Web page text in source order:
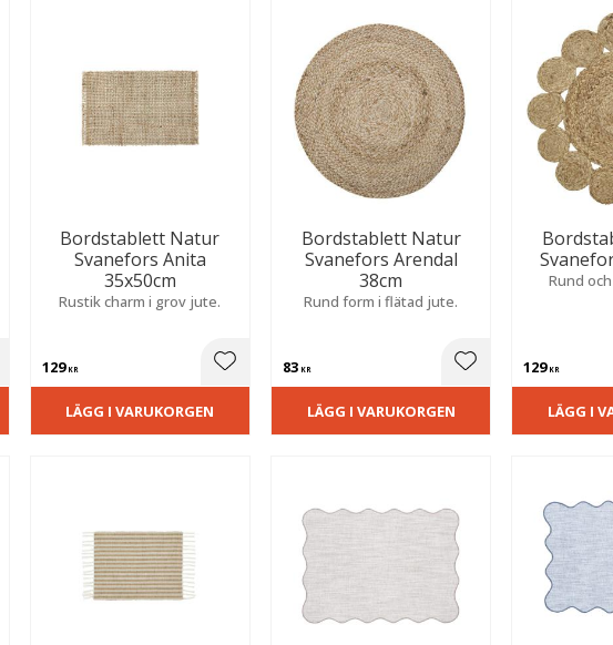
till i favoriter
Bordstablett Natur
Svanefors Anita
35x50cm
Rustik charm i grov jute.
129KR Lägg till i favoriter
LÄGG I VARUKORGEN
Bordstablett Natur
Svanefors Arendal
38cm
Rund form i flätad jute.
83KR Lägg till i favoriter
LÄGG I VARUKORGEN
129KR
LÄGG I